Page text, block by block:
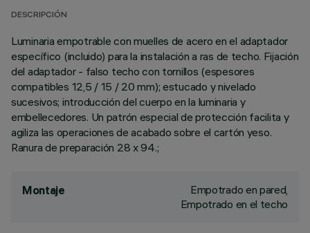
DESCRIPCIÓN
Luminaria empotrable con muelles de acero en el adaptador
específico (incluido) para la instalación a ras de techo. Fijación
del adaptador - falso techo con tornillos (espesores
compatibles 12,5 / 15 / 20 mm); estucado y nivelado
sucesivos; introducción del cuerpo en la luminaria y
embellecedores. Un patrón especial de protección facilita y
agiliza las operaciones de acabado sobre el cartón yeso.
Ranura de preparación 28 x 94.;
Montaje
Empotrado en pared,
Empotrado en el techo